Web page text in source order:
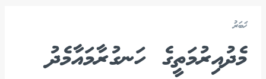
ޚަބަރު
މެދުއިރުމަތީގެ ހަނގުރާމައާމެދު